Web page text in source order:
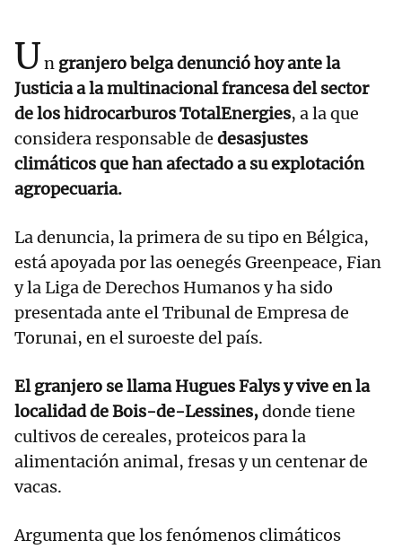
Un granjero belga denunció hoy ante la
Justicia a la multinacional francesa del sector
de los hidrocarburos TotalEnergies, a la que
considera responsable de desasjustes
climáticos que han afectado a su explotación
agropecuaria.
La denuncia, la primera de su tipo en Bélgica,
está apoyada por las oenegés Greenpeace, Fian
y la Liga de Derechos Humanos y ha sido
presentada ante el Tribunal de Empresa de
Torunai, en el suroeste del país.
El granjero se llama Hugues Falys y vive en la
localidad de Bois-de-Lessines,donde tiene
cultivos de cereales, proteicos para la
alimentación animal, fresas y un centenar de
vacas.
Argumenta que los fenómenos climáticos